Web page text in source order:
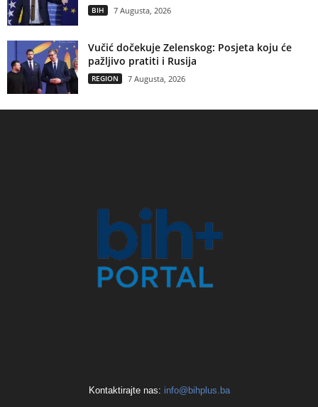
BIH 7 Augusta, 2026
Vučić dočekuje Zelenskog: Posjeta koju će
pažljivo pratiti i Rusija
REGION 7 Augusta, 2026
Kontaktirajte nas: info@bihplus.ba